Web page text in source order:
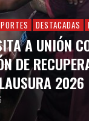
DESTACADAS
A UNIÓN
DE
2026